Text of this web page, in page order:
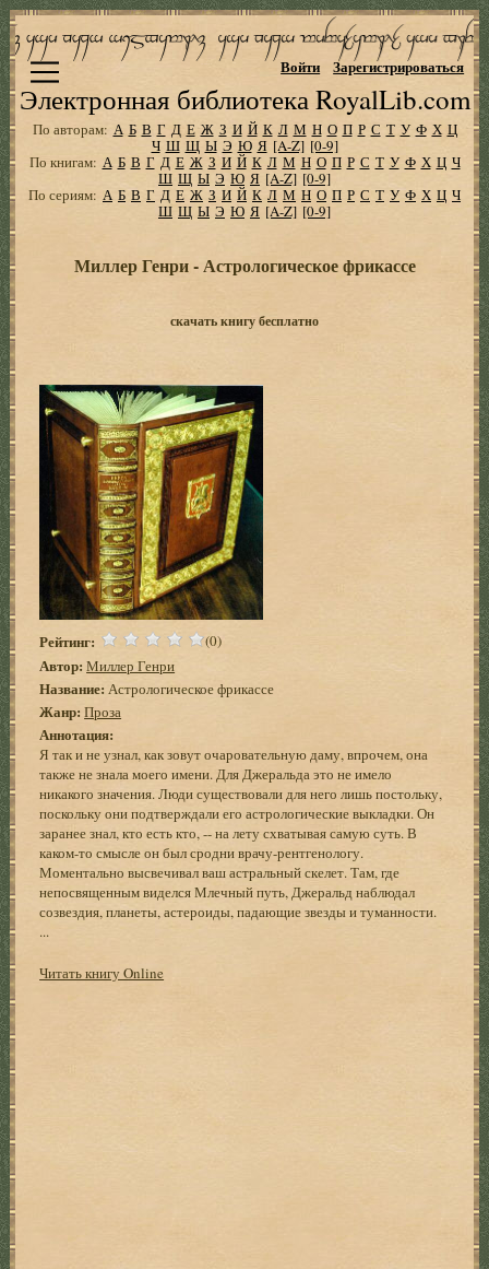
Электронная библиотека RoyalLib.com
Войти Зарегистрироваться
По авторам: А Б В Г Д Е Ж З И Й К Л М Н О П Р С Т У Ф Х Ц
Ч Ш Щ Ы Э Ю Я [A-Z] [0-9]
По книгам: А Б В Г Д Е Ж З И Й К Л М Н О П Р С Т У Ф Х Ц Ч
Ш Щ Ы Э Ю Я [A-Z] [0-9]
По сериям: А Б В Г Д Е Ж З И Й К Л М Н О П Р С Т У Ф Х Ц Ч
Ш Щ Ы Э Ю Я [A-Z] [0-9]
Миллер Генри - Астрологическое фрикассе
скачать книгу бесплатно
Рейтинг: (0)
Автор: Миллер Генри
Название: Астрологическое фрикассе
Жанр: Проза
Аннотация:
Я так и не узнал, как зовут очаровательную даму, впрочем, она
также не знала моего имени. Для Джеральда это не имело
никакого значения. Люди существовали для него лишь постольку,
поскольку они подтверждали его астрологические выкладки. Он
заранее знал, кто есть кто, -- на лету схватывая самую суть. В
каком-то смысле он был сродни врачу-рентгенологу.
Моментально высвечивал ваш астральный скелет. Там, где
непосвященным виделся Млечный путь, Джеральд наблюдал
созвездия, планеты, астероиды, падающие звезды и туманности.
...
Читать книгу Online